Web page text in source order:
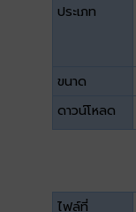
ประเภท
ขนาด
ดาวน์โหลด
ไฟล์ที่